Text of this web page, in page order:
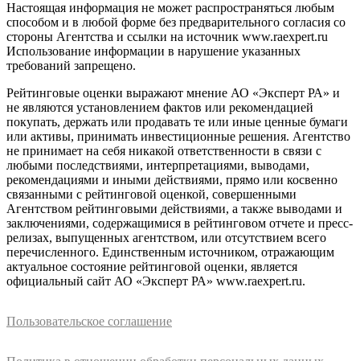
Настоящая информация не может распространяться любым
способом и в любой форме без предварительного согласия со
стороны Агентства и ссылки на источник www.raexpert.ru
Использование информации в нарушение указанных
требований запрещено.
Рейтинговые оценки выражают мнение АО «Эксперт РА» и
не являются установлением фактов или рекомендацией
покупать, держать или продавать те или иные ценные бумаги
или активы, принимать инвестиционные решения. Агентство
не принимает на себя никакой ответственности в связи с
любыми последствиями, интерпретациями, выводами,
рекомендациями и иными действиями, прямо или косвенно
связанными с рейтинговой оценкой, совершенными
Агентством рейтинговыми действиями, а также выводами и
заключениями, содержащимися в рейтинговом отчете и пресс-
релизах, выпущенных агентством, или отсутствием всего
перечисленного. Единственным источником, отражающим
актуальное состояние рейтинговой оценки, является
официальный сайт АО «Эксперт РА» www.raexpert.ru.
Пользовательское соглашение